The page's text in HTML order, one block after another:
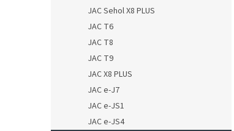
JAC Sehol X8 PLUS
JAC T6
JAC T8
JAC T9
JAC X8 PLUS
JAC e-J7
JAC e-JS1
JAC e-JS4